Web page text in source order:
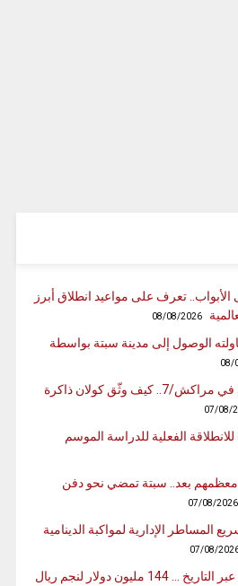
تعرف على مواعيد انطلاق أبرز
08/08/2026
الوصول إلى مدينة سبتة بواسطة
08/
معجم الحرف التقليدية في مراكش/7.. كيف وثّق كولان ذاكرة
07/08/
موعدا للانطلاقة الفعلية للدراسة الموسم
بعد.. سبتة تمضي نحو دفن
07/08/2026
المساطر الإدارية لمواكبة الدينامية
07/08/
أغلى 10 لاعبين أفارقة عبر التاريخ … 144 مليون دولار لنجم ريال